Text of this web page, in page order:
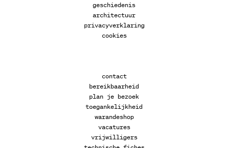
geschiedenis
architectuur
privacyverklaring
cookies
contact
bereikbaarheid
plan je bezoek
toegankelijkheid
warandeshop
vacatures
vrijwilligers